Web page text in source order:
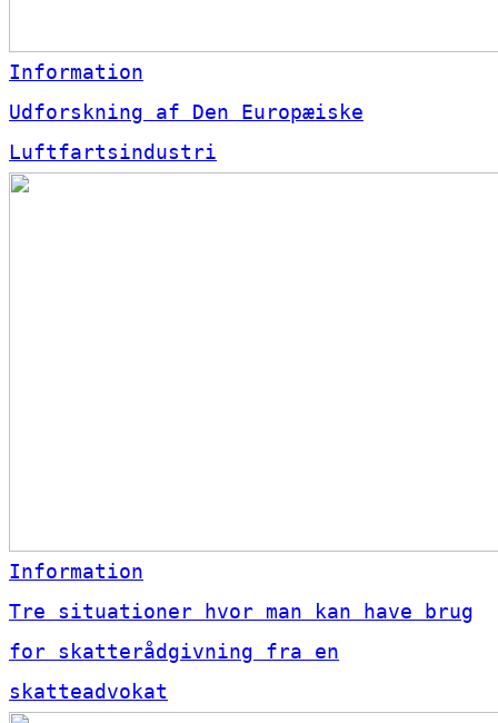
Information
Udforskning af Den Europæiske
Luftfartsindustri
Information
Tre situationer hvor man kan have brug
for skatterådgivning fra en
skatteadvokat